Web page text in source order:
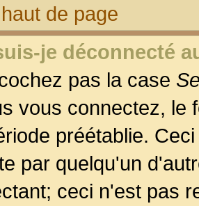
de page
je déconnecté
pas la case
vous connectez, le
préétablie.
par quelqu'un
ceci n'est pas